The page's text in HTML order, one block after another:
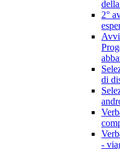
2°
di
-